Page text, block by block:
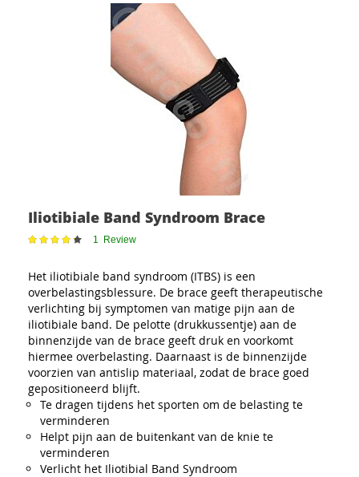
Iliotibiale Band Syndroom Brace
Waardering: 1 Review
Het iliotibiale band syndroom (ITBS) is een
overbelastingsblessure. De brace geeft therapeutische
verlichting bij symptomen van matige pijn aan de
iliotibiale band. De pelotte (drukkussentje) aan de
binnenzijde van de brace geeft druk en voorkomt
hiermee overbelasting. Daarnaast is de binnenzijde
voorzien van antislip materiaal, zodat de brace goed
gepositioneerd blijft.
Te dragen tijdens het sporten om de belasting te
verminderen
Helpt pijn aan de buitenkant van de knie te
verminderen
Verlicht het Iliotibial Band Syndroom